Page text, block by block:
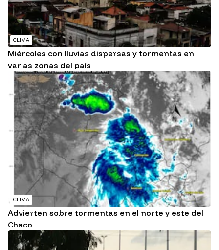
CLIMA
Miércoles con lluvias dispersas y tormentas en
varias zonas del país
CLIMA
Advierten sobre tormentas en el norte y este del
Chaco